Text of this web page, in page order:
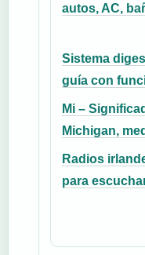
autos, AC,
Sistema
guía con
Mi –
Michigan,
Radios
para